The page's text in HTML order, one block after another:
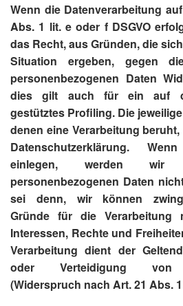
Wenn die Datenverarbeitung
Abs. 1 lit. e oder f DSGVO
das Recht, aus Gründen, die
Situation ergeben, gegen
personenbezogenen Daten
dies gilt auch für ein auf
gestütztes Profiling. Die
denen eine Verarbeitung
Datenschutzerklärung.
einlegen, werden wir
personenbezogenen Daten
sei denn, wir können
Gründe für die Verarbeitung
Interessen, Rechte und
Verarbeitung dient der
oder Verteidigung von
(Widerspruch nach Art. 21 Abs. 1